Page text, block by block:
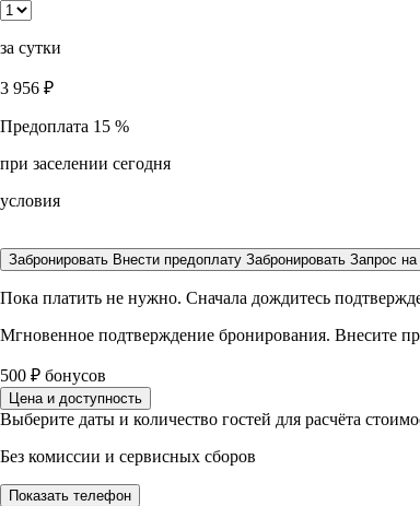
за сутки
3 956 ₽
Предоплата 15 %
при заселении сегодня
условия
Забронировать Внести предоплату Забронировать Запрос на
Пока платить не нужно. Сначала дождитесь
Мгновенное подтверждение бронирования. Внесите
500 ₽ бонусов
Цена и доступность
Выберите даты и количество гостей для расчёта
Без комиссии и сервисных сборов
Показать телефон